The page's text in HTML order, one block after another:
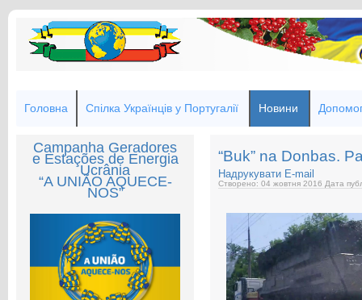
Головна Спілка Українців у Португалії Новини
Campanha Geradores
e Estações de Energia
Ucrânia
“A UNIÃO AQUECE-
NOS”
“Buk” na Donbas.
Надрукувати E-mail
Створено: 04 жовтня 2016 Дата